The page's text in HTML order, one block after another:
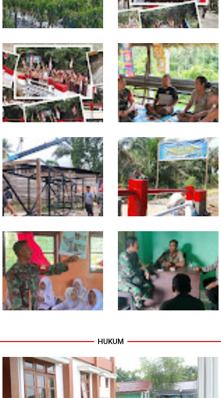
Babinsa Dampingi Petani
Rawat Cabai, Dukung
Ketahanan Pangan
Tuntas Dibangun, Jembatan
Garuda Perkuat Konektivitas
Teladan Baru–Kuala Kepeng
TNI dan Warga Tuntaskan
Jembatan Garuda, Akses
Ekonomi Kian Terbuka
Warung Kopi Jadi Ruang
Komsos, Babinsa Ajak Warga
Jaga Keamanan Lingkungan
Program TNI AD Manunggal Air
Masuki Tahap Pendirian Tower
Polytank di Simpang Kiri
Sentuhan Akhir Jembatan
Garuda Dikebut, Kodim 0118
Optimistis Tepat Waktu
kepada Siswa SMP
Babinsa dan Bhabinkamtibmas
Kibarkan Merah Putih
HUKUM